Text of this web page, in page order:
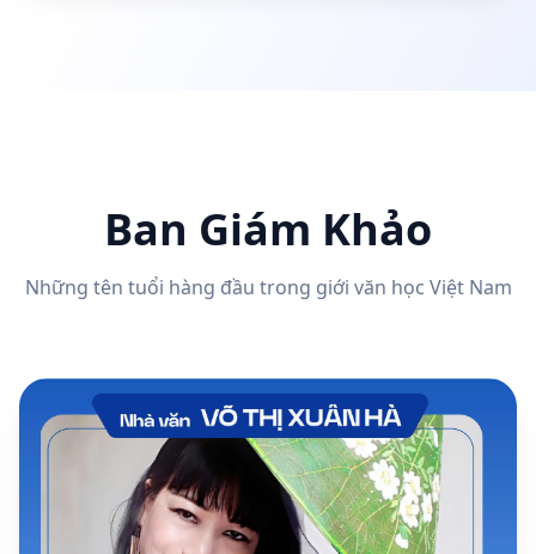
Ban Giám Khảo
Những tên tuổi hàng đầu trong giới văn học Việt Nam